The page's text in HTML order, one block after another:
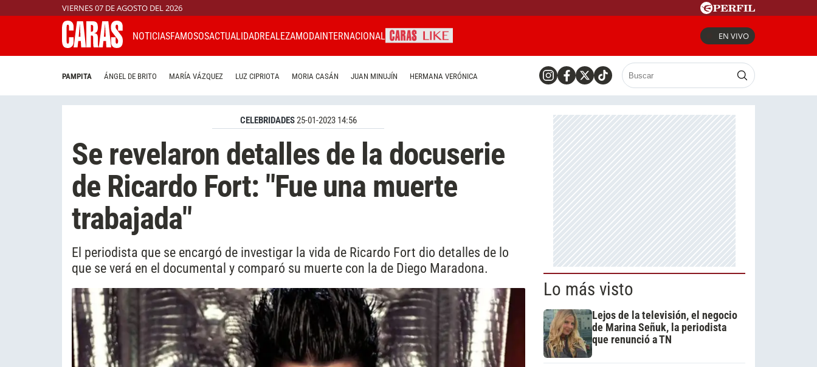
VIERNES 07 DE AGOSTO DEL 2026
NOTICIASFAMOSOSACTUALIDADREALEZAMODAINTERNACIONAL EN VIVO
PAMPITA ÁNGEL DE BRITO MARÍA VÁZQUEZ LUZ CIPRIOTA MORIA CASÁN JUAN MINUJÍN HERMANA VERÓNICA
CELEBRIDADES25-01-2023 14:56
Se revelaron detalles de la docuserie
de Ricardo Fort: "Fue una muerte
trabajada"
El periodista que se encargó de investigar la vida de Ricardo Fort dio detalles de lo
que se verá en el documental y comparó su muerte con la de Diego Maradona.
Lo más visto
Lejos de la televisión, el negocio
de Marina Señuk, la periodista
que renunció a TN